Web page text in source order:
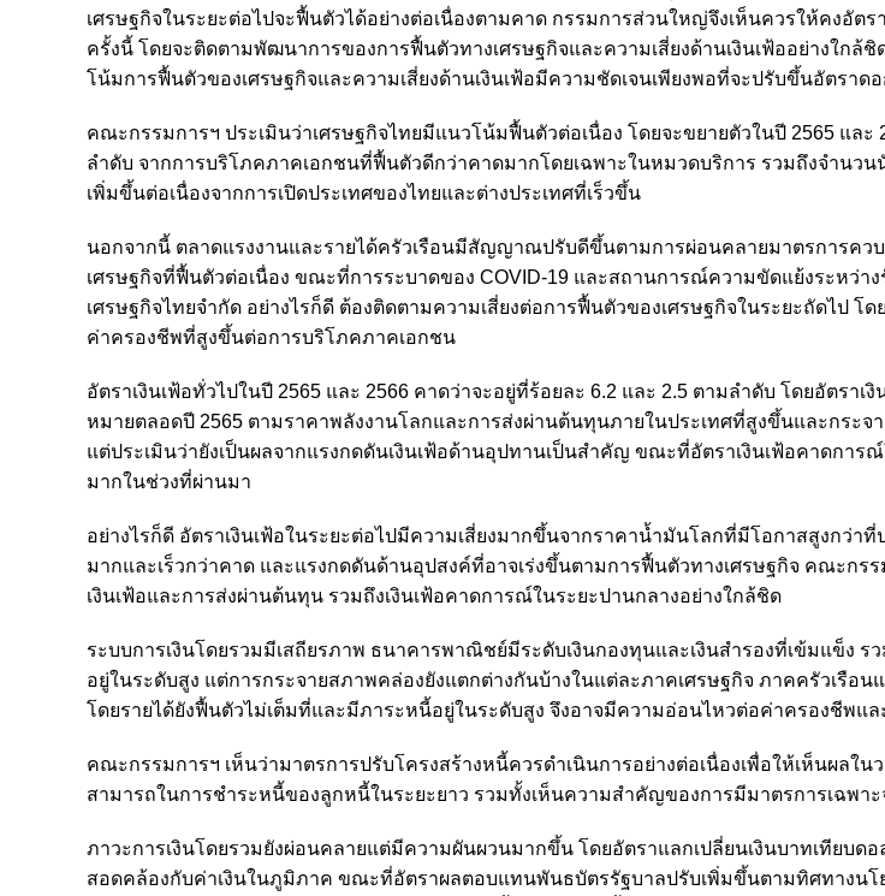
เศรษฐกิจในระยะต่อไปจะฟื้นตัวได้อย่างต่อเนื่องตามคาด กรรมการส่วนใหญ่จึงเห็นควรให้คงอัตร
ครั้งนี้ โดยจะติดตามพัฒนาการของการฟื้นตัวทางเศรษฐกิจและความเสี่ยงด้านเงินเฟ้ออย่างใกล้
โน้มการฟื้นตัวของเศรษฐกิจและความเสี่ยงด้านเงินเฟ้อมีความชัดเจนเพียงพอที่จะปรับขึ้นอัตราด
คณะกรรมการฯ ประเมินว่าเศรษฐกิจไทยมีแนวโน้มฟื้นตัวต่อเนื่อง โดยจะขยายตัวในปี 2565 และ
ลำดับ จากการบริโภคภาคเอกชนที่ฟื้นตัวดีกว่าคาดมากโดยเฉพาะในหมวดบริการ รวมถึงจำนว
เพิ่มขึ้นต่อเนื่องจากการเปิดประเทศของไทยและต่างประเทศที่เร็วขึ้น
นอกจากนี้ ตลาดแรงงานและรายได้ครัวเรือนมีสัญญาณปรับดีขึ้นตามการผ่อนคลายมาตรการคว
เศรษฐกิจที่ฟื้นตัวต่อเนื่อง ขณะที่การระบาดของ COVID-19 และสถานการณ์ความขัดแย้งระหว่าง
เศรษฐกิจไทยจำกัด อย่างไรก็ดี ต้องติดตามความเสี่ยงต่อการฟื้นตัวของเศรษฐกิจในระยะถัดไป โ
ค่าครองชีพที่สูงขึ้นต่อการบริโภคภาคเอกชน
อัตราเงินเฟ้อทั่วไปในปี 2565 และ 2566 คาดว่าจะอยู่ที่ร้อยละ 6.2 และ 2.5 ตามลำดับ โดยอัตราเ
หมายตลอดปี 2565 ตามราคาพลังงานโลกและการส่งผ่านต้นทุนภายในประเทศที่สูงขึ้นและกระ
แต่ประเมินว่ายังเป็นผลจากแรงกดดันเงินเฟ้อด้านอุปทานเป็นสำคัญ ขณะที่อัตราเงินเฟ้อคาดการ
มากในช่วงที่ผ่านมา
อย่างไรก็ดี อัตราเงินเฟ้อในระยะต่อไปมีความเสี่ยงมากขึ้นจากราคาน้ำมันโลกที่มีโอกาสสูงกว่า
มากและเร็วกว่าคาด และแรงกดดันด้านอุปสงค์ที่อาจเร่งขึ้นตามการฟื้นตัวทางเศรษฐกิจ คณะกร
เงินเฟ้อและการส่งผ่านต้นทุน รวมถึงเงินเฟ้อคาดการณ์ในระยะปานกลางอย่างใกล้ชิด
ระบบการเงินโดยรวมมีเสถียรภาพ ธนาคารพาณิชย์มีระดับเงินกองทุนและเงินสำรองที่เข้มแข็ง ร
อยู่ในระดับสูง แต่การกระจายสภาพคล่องยังแตกต่างกันบ้างในแต่ละภาคเศรษฐกิจ ภาคครัวเรือน
โดยรายได้ยังฟื้นตัวไม่เต็มที่และมีภาระหนี้อยู่ในระดับสูง จึงอาจมีความอ่อนไหวต่อค่าครองชีพแ
คณะกรรมการฯ เห็นว่ามาตรการปรับโครงสร้างหนี้ควรดำเนินการอย่างต่อเนื่องเพื่อให้เห็นผลใน
สามารถในการชำระหนี้ของลูกหนี้ในระยะยาว รวมทั้งเห็นความสำคัญของการมีมาตรการเฉพาะ
ภาวะการเงินโดยรวมยังผ่อนคลายแต่มีความผันผวนมากขึ้น โดยอัตราแลกเปลี่ยนเงินบาทเทียบด
สอดคล้องกับค่าเงินในภูมิภาค ขณะที่อัตราผลตอบแทนพันธบัตรรัฐบาลปรับเพิ่มขึ้นตามทิศทางนโ